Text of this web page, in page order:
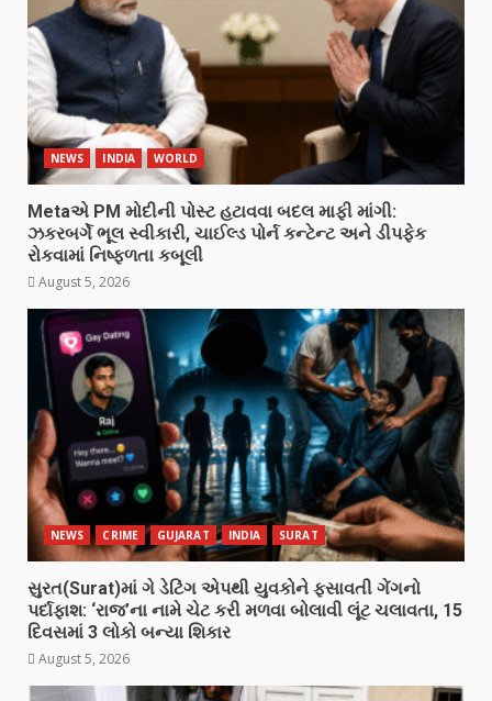
NEWS INDIA WORLD
Metaએ PM મોદીની પોસ્ટ હટાવવા બદલ માફી માંગી:
ઝકરબર્ગે ભૂલ સ્વીકારી, ચાઈલ્ડ પોર્ન કન્ટેન્ટ અને ડીપફેક
રોકવામાં નિષ્ફળતા કબૂલી
August 5, 2026
NEWS CRIME GUJARAT INDIA SURAT
સુરત(Surat)માં ગે ડેટિંગ એપથી યુવકોને ફસાવતી ગેંગનો
પર્દાફાશ: ‘રાજ’ના નામે ચેટ કરી મળવા બોલાવી લૂંટ ચલાવતા, 15
દિવસમાં 3 લોકો બન્યા શિકાર
August 5, 2026